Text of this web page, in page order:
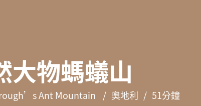
大物螞蟻山
Ant Mountain 奧地利 51分鐘